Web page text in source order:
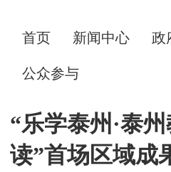
首页 新闻中心 政
公众参与
“乐学泰州·泰
读”首场区域